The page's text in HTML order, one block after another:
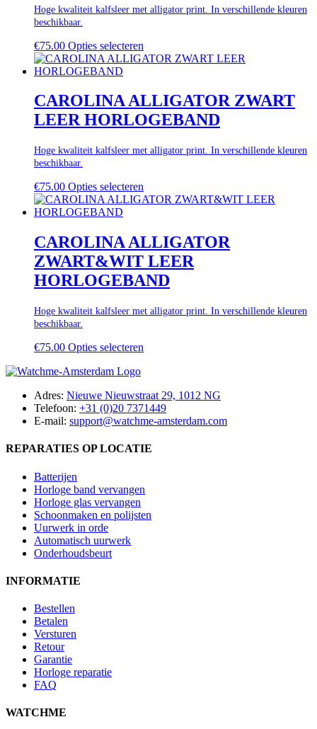
Hoge kwaliteit kalfsleer met alligator print. In verschillende kleuren
beschikbaar.
€75.00 Opties selecteren
CAROLINA ALLIGATOR ZWART
LEER HORLOGEBAND
Hoge kwaliteit kalfsleer met alligator print. In verschillende kleuren
beschikbaar.
€75.00 Opties selecteren
CAROLINA ALLIGATOR
ZWART&WIT LEER
HORLOGEBAND
Hoge kwaliteit kalfsleer met alligator print. In verschillende kleuren
beschikbaar.
€75.00 Opties selecteren
Adres: Nieuwe Nieuwstraat 29, 1012 NG
Telefoon: +31 (0)20 7371449
E-mail: support@watchme-amsterdam.com
REPARATIES OP LOCATIE
Batterijen
Horloge band vervangen
Horloge glas vervangen
Schoonmaken en polijsten
Uurwerk in orde
Automatisch uurwerk
Onderhoudsbeurt
INFORMATIE
Bestellen
Betalen
Versturen
Retour
Garantie
Horloge reparatie
FAQ
WATCHME